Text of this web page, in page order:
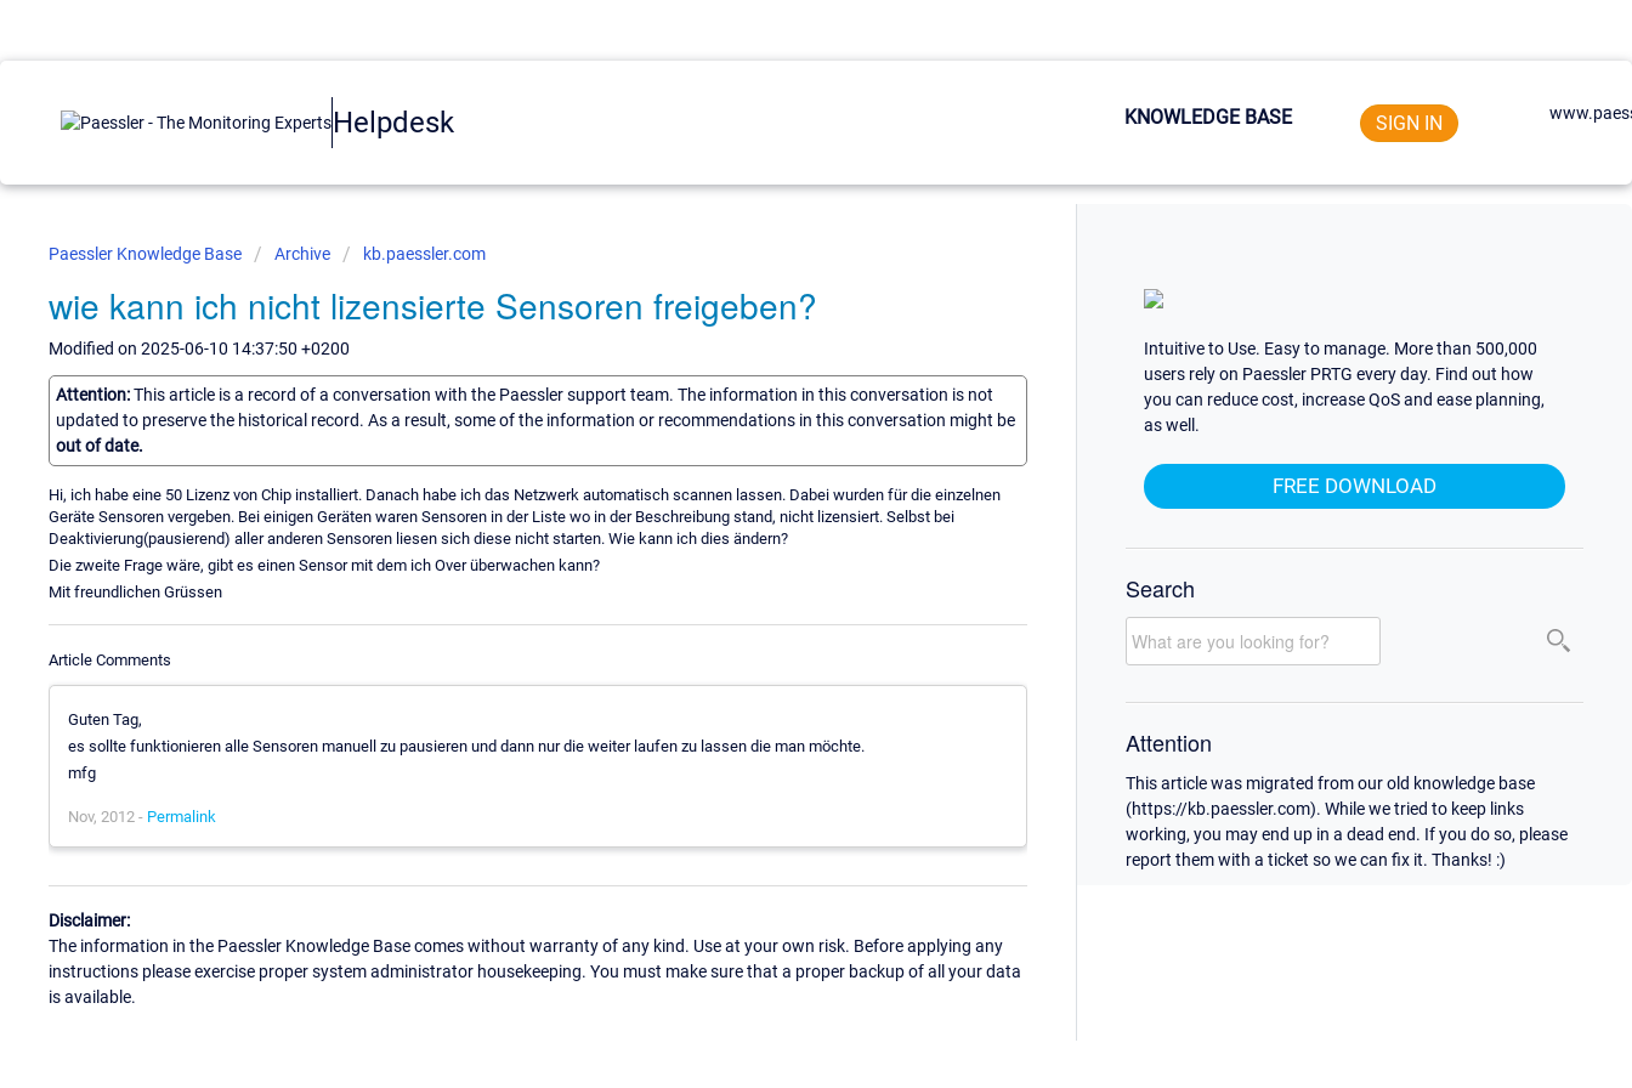
Helpdesk KNOWLEDGE BASE SIGN IN
Paessler Knowledge Base Archive kb.paessler.com
wie kann ich nicht lizensierte Sensoren freigeben?
Modified on 2025-06-10 14:37:50 +0200
Attention:This article is a record of a conversation with the Paessler support team. The information in this conversation is not
updated to preserve the historical record. As a result, some of the information or recommendations in this conversation might be
out of date.
Hi, ich habe eine 50 Lizenz von Chip installiert. Danach habe ich das Netzwerk automatisch scannen lassen. Dabei wurden für die einzelnen
Geräte Sensoren vergeben. Bei einigen Geräten waren Sensoren in der Liste wo in der Beschreibung stand, nicht lizensiert. Selbst bei
Deaktivierung(pausierend) aller anderen Sensoren liesen sich diese nicht starten. Wie kann ich dies ändern?
Die zweite Frage wäre, gibt es einen Sensor mit dem ich Over überwachen kann?
Mit freundlichen Grüssen
Article Comments
Guten Tag,
es sollte funktionieren alle Sensoren manuell zu pausieren und dann nur die weiter laufen zu lassen die man möchte.
mfg
Nov, 2012 - Permalink
Disclaimer:
The information in the Paessler Knowledge Base comes without warranty of any kind. Use at your own risk. Before applying any
instructions please exercise proper system administrator housekeeping. You must make sure that a proper backup of all your data
is available.
Intuitive to Use. Easy to manage. More than 500,000
users rely on Paessler PRTG every day. Find out how
you can reduce cost, increase QoS and ease planning,
as well.
FREE DOWNLOAD
Search
Attention
This article was migrated from our old knowledge base
(https://kb.paessler.com). While we tried to keep links
working, you may end up in a dead end. If you do so, please
report them with a ticket so we can fix it. Thanks! :)